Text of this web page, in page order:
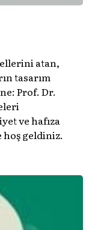
atan,
tasarım
Prof. Dr.
ve hafıza
hoş geldiniz.